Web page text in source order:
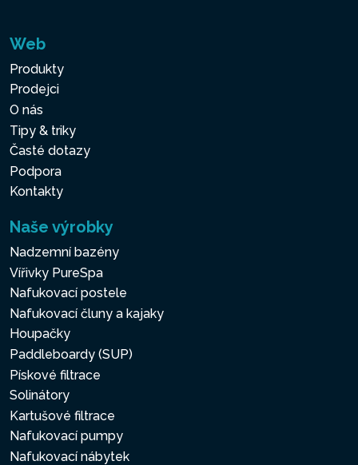
Web
Produkty
Prodejci
O nás
Tipy & triky
Časté dotazy
Podpora
Kontakty
Naše výrobky
Nadzemní bazény
Vířivky PureSpa
Nafukovací postele
Nafukovací čluny a kajaky
Houpačky
Paddleboardy (SUP)
Pískové filtrace
Solinátory
Kartušové filtrace
Nafukovací pumpy
Nafukovací nábytek